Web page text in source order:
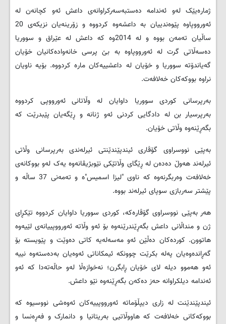
ژمارەیێک لەو ئەندامە دەستبەسەرکراوانەی داعش ئەو کچانەن لە
ئەورووپاوە پێوەندییان بە داعشەوە کردووە و زۆرینەیان نزیکەی 20
ساڵیان تەمەن بووە و لە 2014وە کە داعش لە عێراق و سووریا
دەسەڵاتی گرت لە ئەورووپاوە بە بێ پرسی خانەوادەکانیان خۆیان
گەیاندۆتە سووریا و خۆیان لە داعشییەکان مارە کردووە. بۆیە ناویان
نراوە بووکەکان خەلافەت.
بەرپرسانی کوردی سووریا داوایان لە وڵاتانی ئەورووپی کردووە
بەرپرسیار بن لە دادگایی کردنی ئەو ژنانە و ڕێگەیان پێبدرێت کە
بگەڕێنەوە وڵاتی خۆیان.
بەپێی نووسراوی گۆڤاری ئیندپێندێنتی ئیرلەندی بەرپرسانی وڵاتی
ئیرلەند هەوڵ دەدەن لە ڕێگای وڵاتێکی نێوبژیڤانەوە یەک لەو بووکانەی
خەلافەت وەربگرنەوە کە ناوی "لیزا اسمیس"ە و تەمەنی 37 ساڵە و
پێشتر سەربازی سوپای ئیرلەند بووە.
هەر بەپێی نووسراوی گۆڤارەکە، کوردی سووریا داوایان کردووە تێکڕای
ژن و منداڵانی داعش بگەڕێندرێنەوە بۆ ئەو وڵاتە ئەورووپییانەی لێیەوە
هاتوون. کوردەکان دەڵێن ئەو مەسەلەیە کاتی دەوێت و پێویستە بۆ
گەڕاندەوەیان پەلە بکرێت چوونکە ئیمکاناتی ئەوەیان بەدەستەوە نییە
ئەو هەموو دیلە لای خۆیان ڕابگرن؛ نەخوازەڵا لەو حاڵەتەدا کە ئەو
ئەندامە دیلکراوانە حەز دەکەن بگەڕێنەوە نێو داعش.
ئیندپێندێنت لە زاری دیپڵۆماتە ئەورووپییەکان ئەوەشی نووسیوە کە
بووکەکانی خەلافەت کە هاووڵاتیی بەریتانیا و دانمارک و فەڕەنسا و